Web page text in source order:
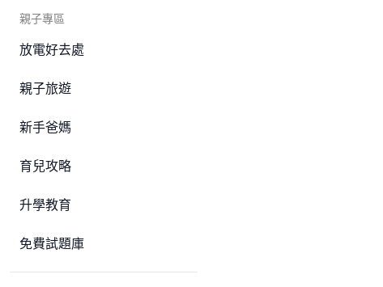
親子專區
放電好去處
親子旅遊
新手爸媽
育兒攻略
升學教育
免費試題庫